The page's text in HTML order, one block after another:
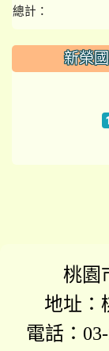
總計：
::: 新榮
桃園
地址：
電話：